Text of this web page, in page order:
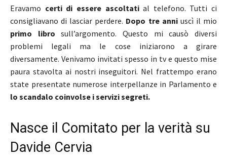
Eravamo certi di essere ascoltatial telefono. Tutti ci
consigliavano di lasciar perdere. Dopo tre anni uscì il mio
primo librosull’argomento. Questo mi causò diversi
problemi legali ma le cose iniziarono a girare
diversamente. Venivamo invitati spesso in tv e questo mise
paura stavolta ai nostri inseguitori. Nel frattempo erano
state presentate numerose interpellanze in Parlamento e
lo scandalo coinvolse i servizi segreti.
Nasce il Comitato per la verità su
Davide Cervia